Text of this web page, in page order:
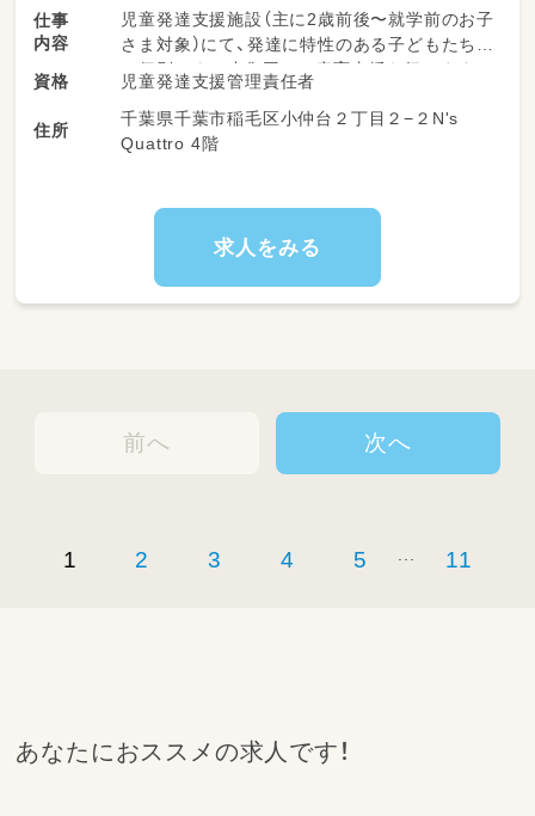
仕事
内容
児童発達支援施設（主に2歳前後〜就学前のお子
さま対象）にて、発達に特性のある子どもたちへ
の個別および小集団での療育支援を行います。
運動・学習・生活のスキルなど、成長段階に応じ
たプログラムで、子ども一人ひとりに寄り添っ
た支援を担当していただきます。
★勤務イメージ
AIAI PLUSでは、一日を3つの時間帯に分けて子
（例：朝3名・昼3名・夕4名 など）
資格 児童発達支援管理責任者
住所
千葉県千葉市稲毛区小仲台２丁目２−２N's
Quattro 4階
求人をみる
前へ
1 2 3 4 5 11
次へ
あなたにおススメの求人です！